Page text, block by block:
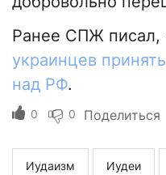
Ранее СПЖ писал,
украинцев
над РФ.
0 0 Поделиться
Иудаизм Иудеи